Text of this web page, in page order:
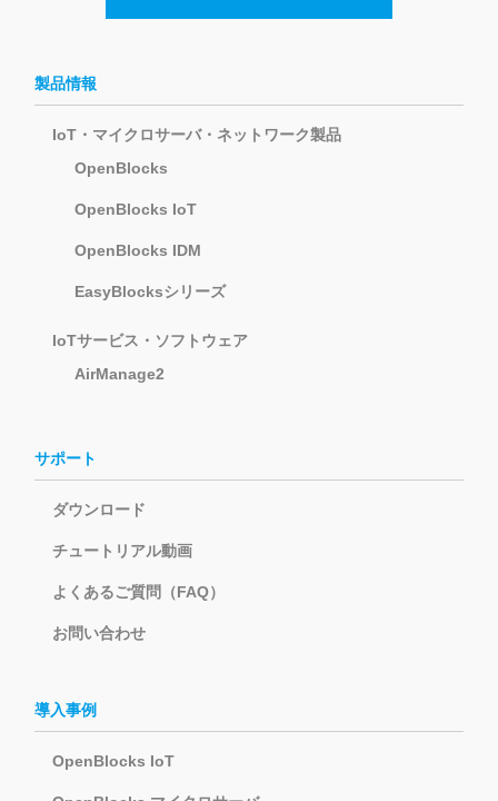
製品情報
IoT・マイクロサーバ・ネットワーク製品
OpenBlocks
OpenBlocks IoT
OpenBlocks IDM
EasyBlocksシリーズ
IoTサービス・ソフトウェア
AirManage2
サポート
ダウンロード
チュートリアル動画
よくあるご質問（FAQ）
お問い合わせ
導入事例
OpenBlocks IoT